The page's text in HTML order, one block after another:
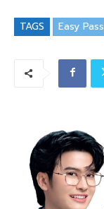
TAGS Easy Pass